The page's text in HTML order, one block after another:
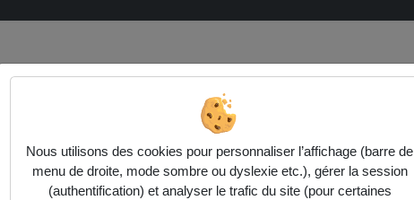
Nous utilisons des cookies pour personnaliser l’affichage (barre de
menu de droite, mode sombre ou dyslexie etc.), gérer la session
(authentification) et analyser le trafic du site (pour certaines